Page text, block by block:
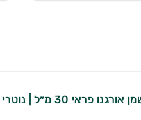
אורגנו פראי 30 מ״ל | נוטרי די